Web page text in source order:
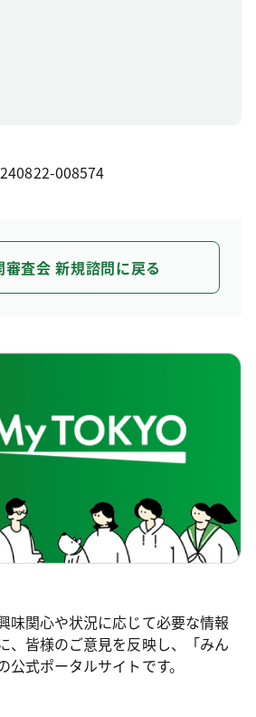
008574
審査会 新規諮問に戻る
味関心や状況に応じて必要な情報
、皆様のご意見を反映し、「みん
式ポータルサイトです。